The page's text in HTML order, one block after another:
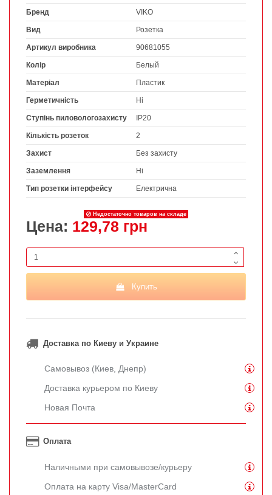
Бренд VIKO
Вид Розетка
Артикул виробника 90681055
Колір Белый
Матеріал Пластик
Герметичність Ні
Ступінь пиловологозахисту IP20
Кількість розеток 2
Захист Без захисту
Заземлення Ні
Тип розетки інтерфейсу Електрична
Недостаточно товаров на складе
Цена: 129,78 грн
Купить
Доставка по Киеву и Украине
Самовывоз (Киев, Днепр)
Доставка курьером по Киеву
Новая Почта
Оплата
Наличными при самовывозе/курьеру
Оплата на карту Visa/MasterCard